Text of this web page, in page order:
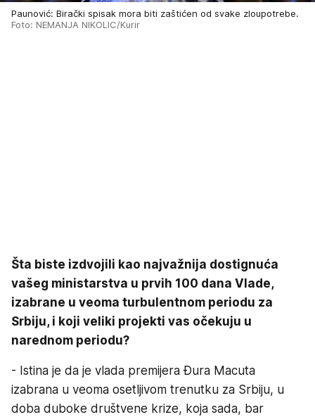
Paunović: Birački spisak mora biti zaštićen od svake zloupotrebe.
Foto: NEMANJA NIKOLIC/Kurir
Šta biste izdvojili kao najvažnija dostignuća
vašeg ministarstva u prvih 100 dana Vlade,
izabrane u veoma turbulentnom periodu za
Srbiju, i koji veliki projekti vas očekuju u
narednom periodu?
- Istina je da je vlada premijera Đura Macuta
izabrana u veoma osetljivom trenutku za Srbiju, u
doba duboke društvene krize, koja sada, bar